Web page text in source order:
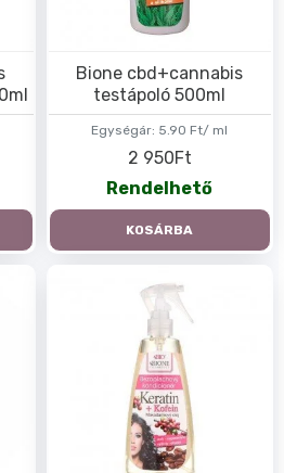
Egységár: 5.90 Ft/ ml
Bione cbd+cannabis
testápoló 500ml
2 950Ft
Rendelhető
KOSÁRBA